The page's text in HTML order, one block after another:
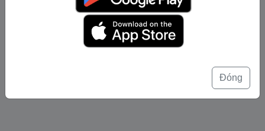
Đóng